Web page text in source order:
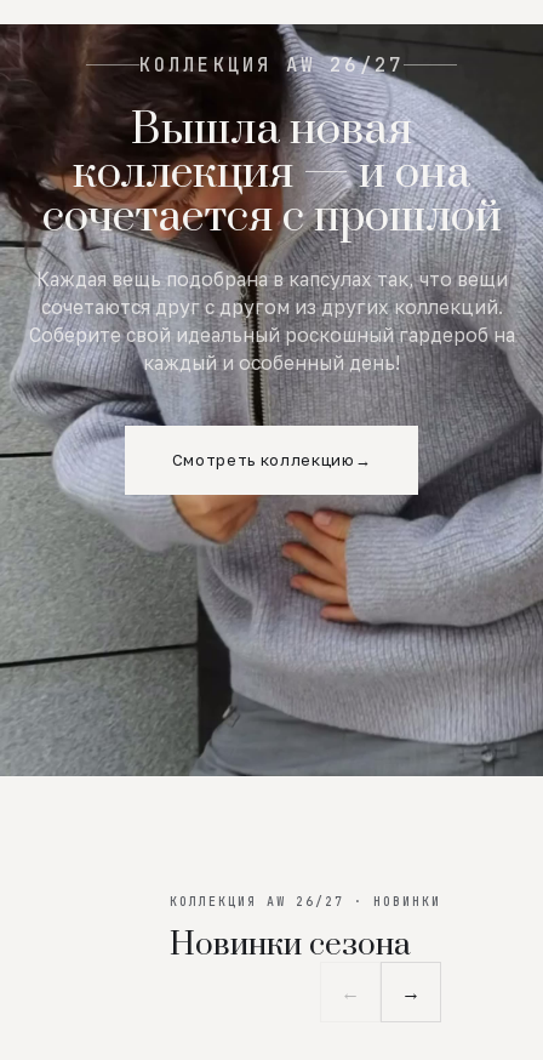
КОЛЛЕКЦИЯ AW 26/27
Вышла новая
коллекция — и она
сочетается с прошлой
Каждая вещь подобрана в капсулах так, что вещи
сочетаются друг с другом из других коллекций.
Соберите свой идеальный роскошный гардероб на
каждый и особенный день!
Смотреть коллекцию →
КОЛЛЕКЦИЯ AW 26/27 · НОВИНКИ
Новинки сезона
← →